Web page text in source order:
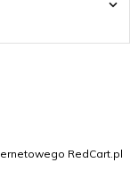
RedCart.pl